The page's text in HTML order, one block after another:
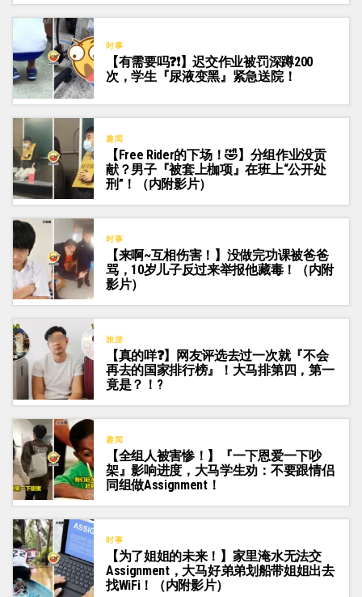
时事
【有需要吗❓❗】迟交作业被罚深蹲200
次，学生『尿液变黑』紧急送院！
趣闻
【Free Rider的下场！🤣】分组作业没贡
献？男子『被套上枷项』在班上“公开处
刑”！（内附影片）
时事
【来啊~互相伤害！】没做完功课被爸爸
骂，10岁儿子反过来举报他藏毒！（内附
影片）
旅游
【真的咩❓】网友评选去过一次就『不会
再去的国家排行榜』！大马排第四，第一
竟是？！?
趣闻
【全组人被害惨！】『一下恩爱一下吵
架』影响进度，大马学生劝：不要跟情侣
同组做Assignment！
时事
【为了姐姐的未来！】家里淹水无法交
Assignment，大马好弟弟划船带姐姐出去
找WiFi！（内附影片）